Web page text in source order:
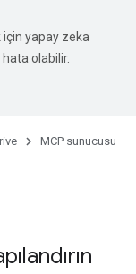
yapay zeka
olabilir.
MCP sunucusu